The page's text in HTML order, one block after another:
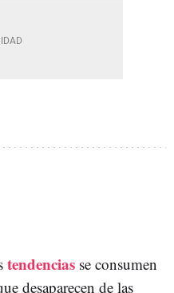
tendencias se consumen
desaparecen de las